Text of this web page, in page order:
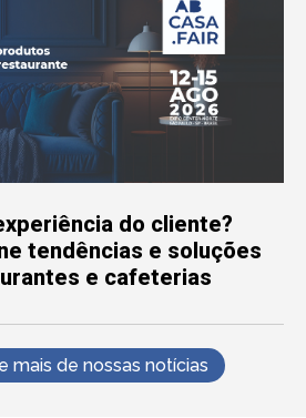
do cliente?
tendências e soluções
e cafeterias
mais de nossas notícias